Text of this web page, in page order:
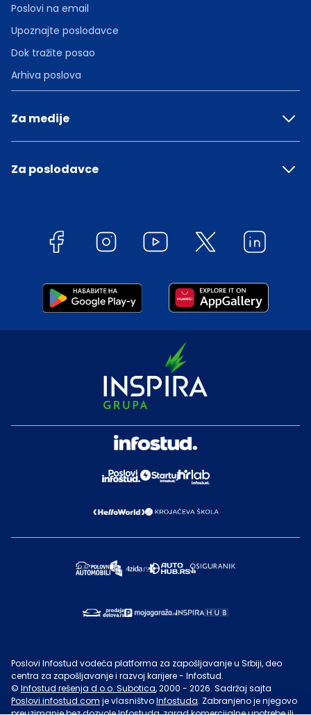
Poslovi na email
Upoznajte poslodavce
Dok tražite posao
Arhiva poslova
Za medije
Za poslodavce
Poslovi Infostud vodeća platforma za zapošljavanje u Srbiji, deo
centra za zapošljavanje i razvoj karijere - Infostud.
© Infostud rešenja d.o.o. Subotica, 2000 - 2026. Sadržaj sajta
Poslovi.infostud.com je vlasništvoInfostuda. Zabranjeno je njegovo